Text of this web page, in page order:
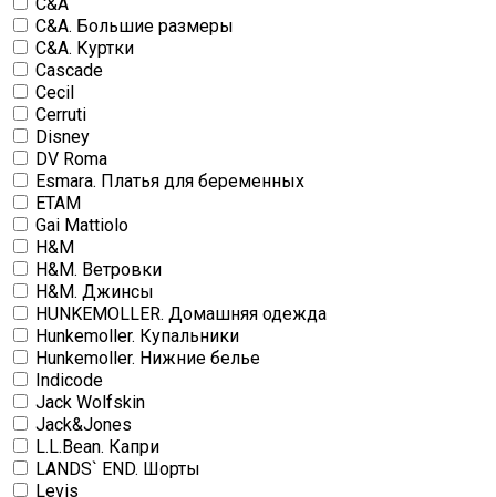
C&A. Большие размеры
C&A. Куртки
Cascade
Cecil
Cerruti
Disney
DV Roma
Esmara. Платья для беременных
ETAM
Gai Mattiolo
H&M
H&M. Ветровки
H&M. Джинсы
HUNKEMOLLER. Домашняя одежда
Hunkemoller. Купальники
Hunkemoller. Нижние белье
Indicode
Jack Wolfskin
Jack&Jones
L.L.Bean. Капри
LANDS` END. Шорты
Levis